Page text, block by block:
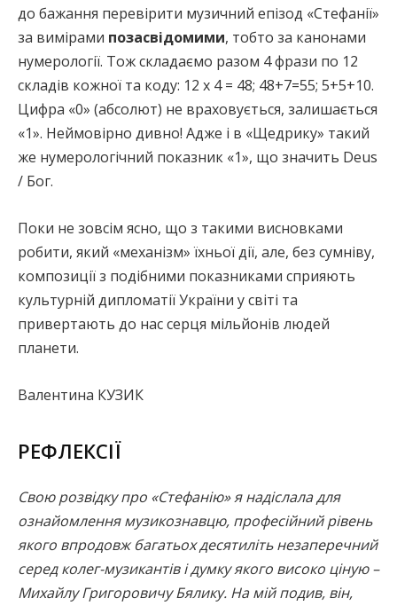
до бажання перевірити музичний епізод «Стефанії»
за вимірами позасвідомими, тобто за канонами
нумерології. Тож складаємо разом 4 фрази по 12
складів кожної та коду: 12 х 4 = 48; 48+7=55; 5+5+10.
Цифра «0» (абсолют) не враховується, залишається
«1». Неймовірно дивно! Адже і в «Щедрику» такий
же нумерологічний показник «1», що значить Deus
/ Бог.
Поки не зовсім ясно, що з такими висновками
робити, який «механізм» їхньої дії, але, без сумніву,
композиції з подібними показниками сприяють
культурній дипломатії України у світі та
привертають до нас серця мільйонів людей
планети.
Валентина КУЗИК
РЕФЛЕКСІЇ
Свою розвідку про «Стефанію» я надіслала для
ознайомлення музикознавцю, професійний рівень
якого впродовж багатьох десятиліть незаперечний
серед колег-музикантів і думку якого високо ціную –
Михайлу Григоровичу Бялику. На мій подив, він,